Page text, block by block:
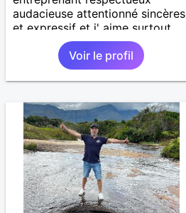
audacieuse attentionné sincères
et expressif et j' aime surtout
les câlins et à les partager avec
humour et amour bisous à+ à
Voir le profil